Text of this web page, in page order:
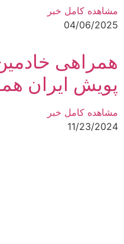
مشاهده کامل خبر
04/06/2025
همراهی
پویش ایران
مشاهده کامل خبر
11/23/2024